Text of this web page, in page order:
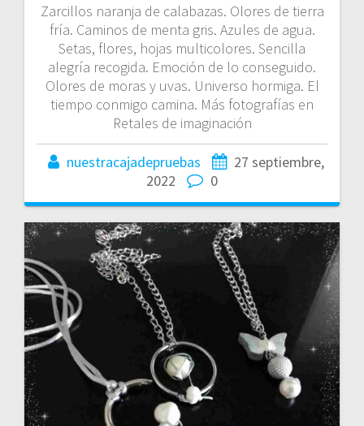
Zarcillos naranja de calabazas. Olores de tierra
fría. Caminos de menta gris. Azules de agua.
Setas, flores, hojas multicolores. Sencilla
alegría recogida. Emoción de lo conseguido.
Olores de moras y uvas. Universo hormiga. El
tiempo conmigo camina. Más fotografías en
Retales de imaginación
nuestracajadepruebas
27 septiembre,
2022
0